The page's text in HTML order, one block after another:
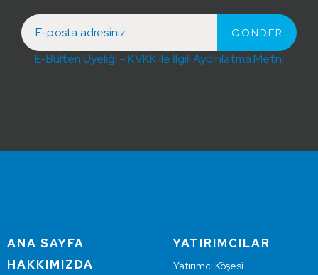
E-Bülten Üyeliği – KVKK ile İlgili Aydınlatma Metni
ANA SAYFA
HAKKIMIZDA
YATIRIMCILAR
Yatırımcı Köşesi